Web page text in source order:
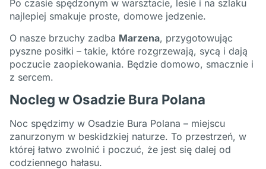
Po czasie spędzonym w warsztacie, lesie i na szlaku
najlepiej smakuje proste, domowe jedzenie.
O nasze brzuchy zadba Marzena, przygotowując
pyszne posiłki – takie, które rozgrzewają, sycą i dają
poczucie zaopiekowania. Będzie domowo, smacznie i
z sercem.
Nocleg w Osadzie Bura Polana
Noc spędzimy w Osadzie Bura Polana – miejscu
zanurzonym w beskidzkiej naturze. To przestrzeń, w
której łatwo zwolnić i poczuć, że jest się dalej od
codziennego hałasu.